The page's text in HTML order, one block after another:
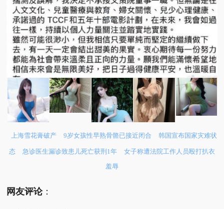
上海雪花膏破产 9岁女孩性早熟骨骼已接近闭合 韩国宣布国家灾难状
态 急诊医生漏诊致患儿死亡获刑1年
女子称遭法院工作人员殴打扒衣
羞辱
网友评论：